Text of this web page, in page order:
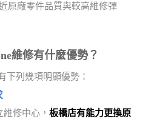
原廠零件品質與較高維修彈
維修有什麼優勢？
下列幾項明顯優勢：
維修中心，板橋店有能力更換原